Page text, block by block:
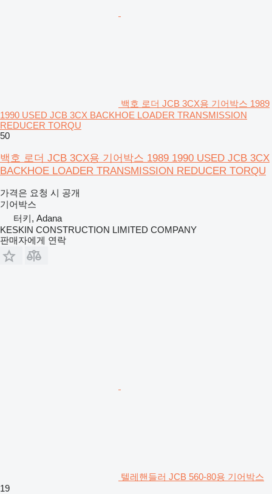
백호 로더 JCB 3CX용 기어박스 1989
1990 USED JCB 3CX BACKHOE LOADER TRANSMISSION
REDUCER TORQU
50
백호 로더 JCB 3CX용 기어박스 1989 1990 USED JCB 3CX
BACKHOE LOADER TRANSMISSION REDUCER TORQU
가격은 요청 시 공개
기어박스
터키, Adana
KESKIN CONSTRUCTION LIMITED COMPANY
판매자에게 연락
텔레핸들러 JCB 560-80용 기어박스
19